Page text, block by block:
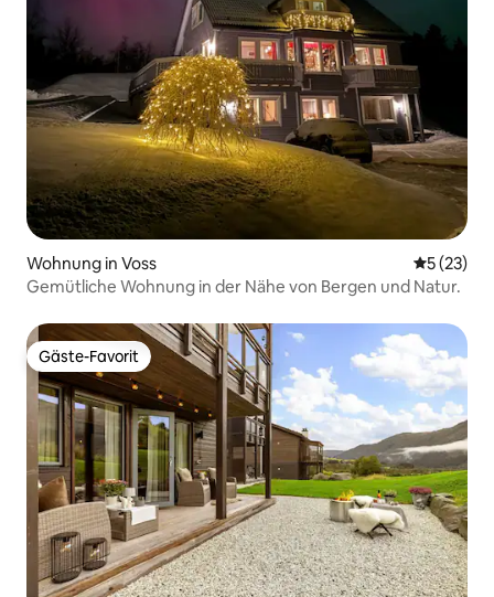
Wohnung in Voss
5 (23)
Gemütliche Wohnung in der Nähe von Bergen und Natur.
Gäste-Favorit
Gäste-Favorit